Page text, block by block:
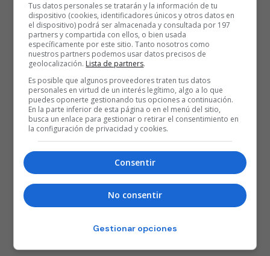
25 AÑOS BASKONISTAS
Tus datos personales se tratarán y la información de tu
dispositivo (cookies, identificadores únicos y otros datos en
el dispositivo) podrá ser almacenada y consultada por 197
partners y compartida con ellos, o bien usada
específicamente por este sitio. Tanto nosotros como
nuestros partners podemos usar datos precisos de
geolocalización. Lista de partners.
Es posible que algunos proveedores traten tus datos
personales en virtud de un interés legítimo, algo a lo que
puedes oponerte gestionando tus opciones a continuación.
En la parte inferior de esta página o en el menú del sitio,
busca un enlace para gestionar o retirar el consentimiento en
la configuración de privacidad y cookies.
Consentir
No consentir
Gestionar opciones